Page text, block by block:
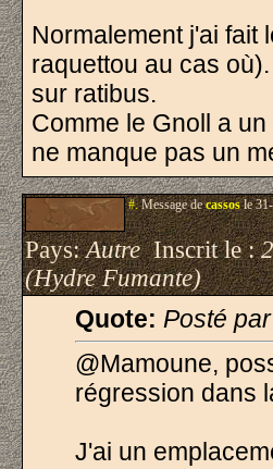
Normalement j'ai fait
raquettou au cas
sur ratibus.
Comme le Gnoll a
ne manque pas un
#.Message decassosle
Pays:AutreInscrit le :
(Hydre Fumante)
Quote: Posté
@Mamoune,
régression dans
J'ai un